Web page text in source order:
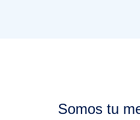
Somos tu